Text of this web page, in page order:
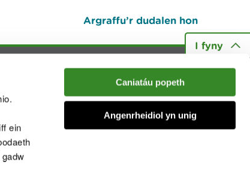
ein
Caniatáu popeth
Angenrheidiol yn unig
Argraffu’r dudalen hon
I fyny